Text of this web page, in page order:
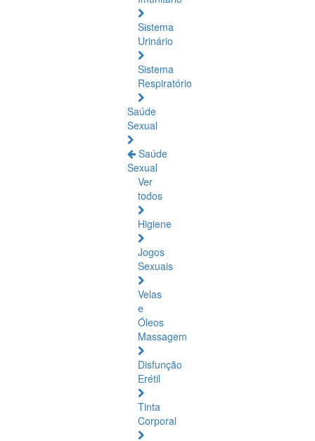
Sistema
Urinário
Sistema
Respiratório
Saúde
Sexual
Saúde
Sexual
Ver
todos
Higiene
Jogos
Sexuais
Velas
e
Óleos
Massagem
Disfunção
Erétil
Tinta
Corporal